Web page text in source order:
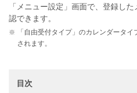
「メニュー設定」画面で、登録し
認できます。
「自由受付タイプ」のカレンダータ
されます。
目次